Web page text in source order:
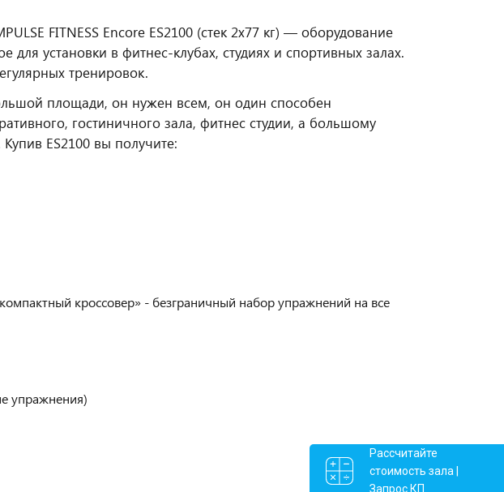
FITNESS Encore ES2100 (стек 2х77 кг) — оборудование
установки в фитнес‑клубах, студиях и спортивных залах.
тренировок.
площади, он нужен всем, он один способен
гостиничного зала, фитнес студии, а большому
ES2100 вы получите:
кроссовер» - безграничный набор упражнений на все
упражнения)
Рассчитайте
стоимость зала |
Запрос КП